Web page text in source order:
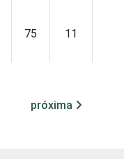
75 11
próxima